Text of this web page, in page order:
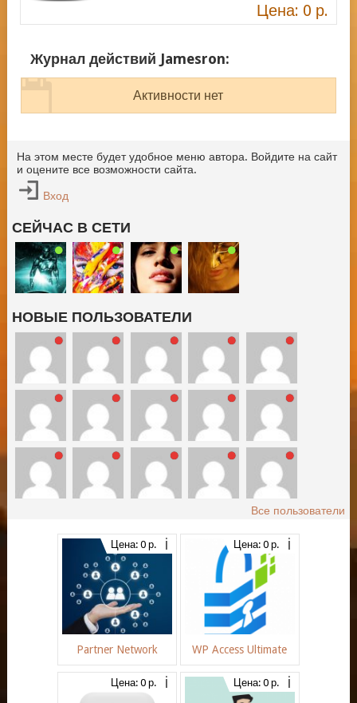
Цена: 0 р.
Журнал действий Jamesron:
Активности нет
На этом месте будет удобное меню автора. Войдите на сайт
и оцените все возможности сайта.
Вход
СЕЙЧАС В СЕТИ
НОВЫЕ ПОЛЬЗОВАТЕЛИ
Все пользователи
Цена: 0 р.
Partner Network
Цена: 0 р.
WP Access Ultimate
Цена: 0 р. Цена: 0 р.